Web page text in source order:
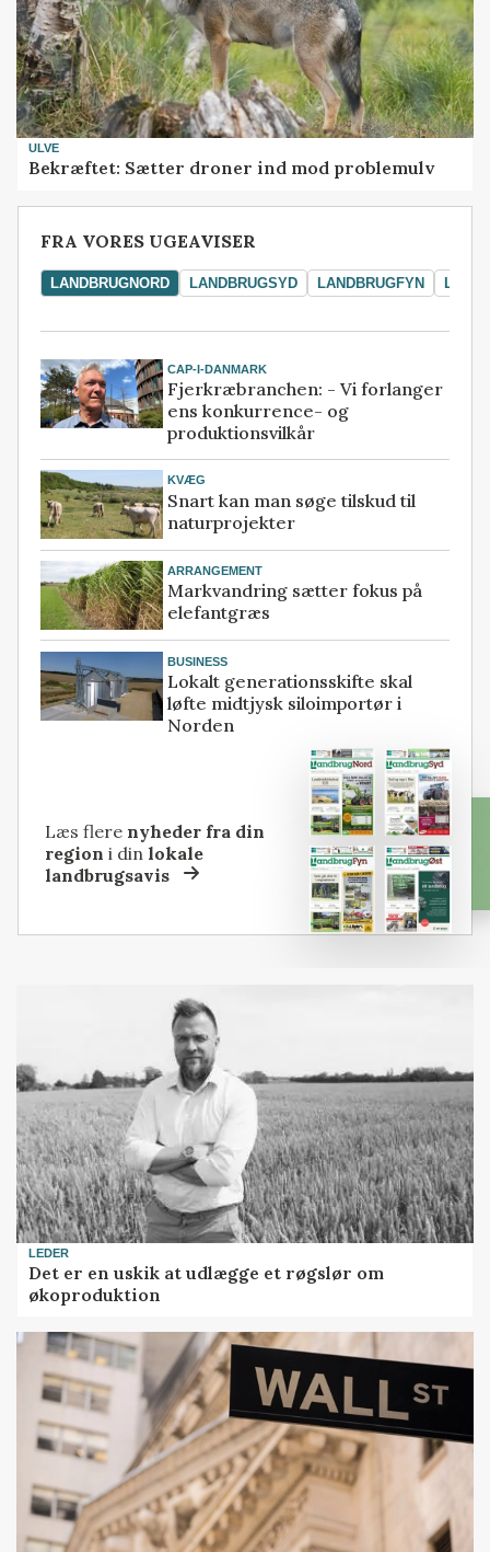
ULVE
Bekræftet: Sætter droner ind mod problemulv
FRA VORES UGEAVISER
LANDBRUGNORD LANDBRUGSYD LANDBRUGFYN
CAP-I-DANMARK
Fjerkræbranchen: - Vi forlanger
ens konkurrence- og
produktionsvilkår
KVÆG
Snart kan man søge tilskud til
naturprojekter
ARRANGEMENT
Markvandring sætter fokus på
elefantgræs
BUSINESS
Lokalt generationsskifte skal
løfte midtjysk siloimportør i
Norden
Læs flere nyheder fra din
region i dinlokale
landbrugsavis
LEDER
Det er en uskik at udlægge et røgslør om
økoproduktion